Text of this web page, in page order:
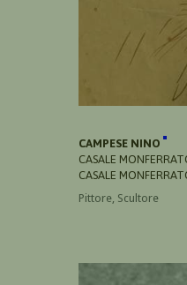
CAMPESE NINO
CASALE
CASALE
Pittore, Scultore